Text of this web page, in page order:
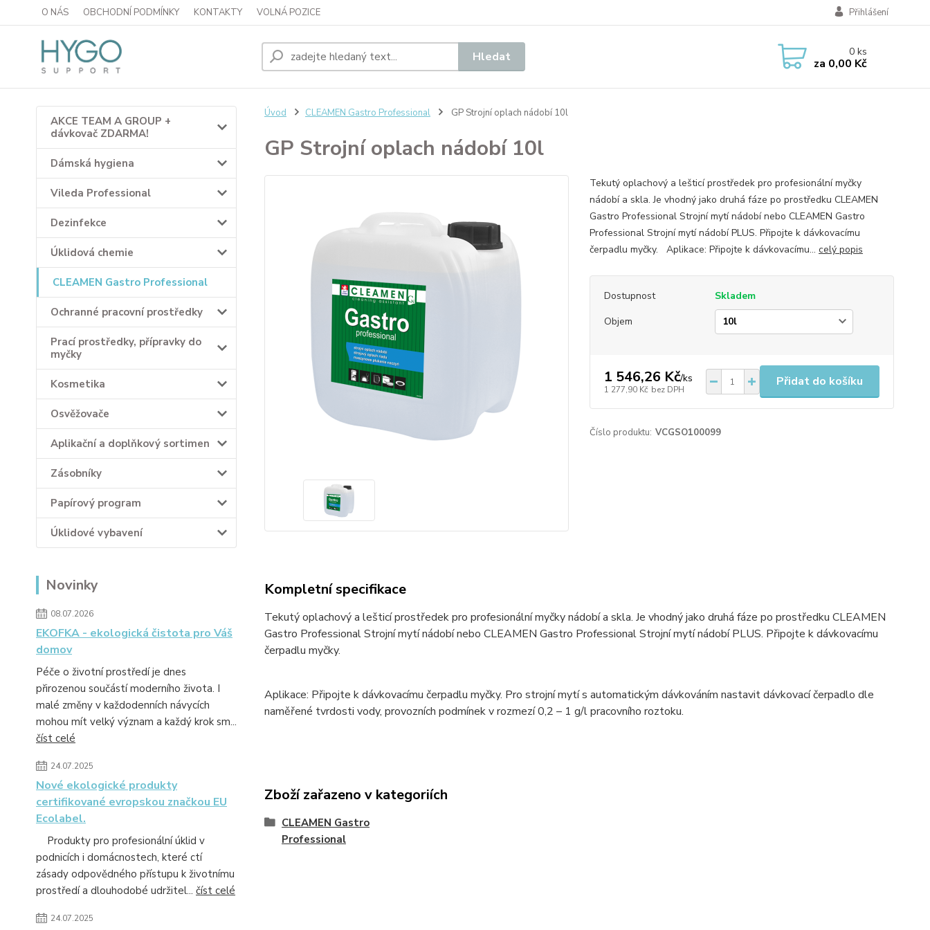
O NÁS OBCHODNÍ PODMÍNKY KONTAKTY VOLNÁ POZICE Přihlášení
Hledat 0ks
za 0,00 Kč
AKCE TEAM A GROUP +
dávkovač ZDARMA!
Dámská hygiena
Vileda Professional
Dezinfekce
Úklidová chemie
CLEAMEN Gastro Professional
Ochranné pracovní prostředky
Prací prostředky, přípravky do
myčky
Kosmetika
Osvěžovače
Aplikační a doplňkový sortimen
Zásobníky
Papírový program
Úklidové vybavení
Novinky
08.07.2026
EKOFKA - ekologická čistota pro Váš
domov
Péče o životní prostředí je dnes
přirozenou součástí moderního života. I
malé změny v každodenních návycích
mohou mít velký význam a každý krok sm...
číst celé
24.07.2025
Nové ekologické produkty
certifikované evropskou značkou EU
Ecolabel.
Produkty pro profesionální úklid v
podnicích i domácnostech, které ctí
zásady odpovědného přístupu k životnímu
prostředí a dlouhodobé udržitel... číst celé
24.07.2025
Úvod CLEAMEN Gastro Professional GP Strojní oplach nádobí 10l
GP Strojní oplach nádobí 10l
​Tekutý oplachový a lešticí prostředek pro profesionální myčky
nádobí a skla. Je vhodný jako druhá fáze po prostředku CLEAMEN
Gastro Professional Strojní mytí nádobí nebo CLEAMEN Gastro
Professional Strojní mytí nádobí PLUS. Připojte k dávkovacímu
čerpadlu myčky. Aplikace: Připojte k dávkovacímu... celý popis
Dostupnost
Skladem
Objem
1 546,26 Kč/ks
1 277,90 Kč bez DPH
Přidat do košíku
Číslo produktu: VCGSO100099
Kompletní specifikace
​Tekutý oplachový a lešticí prostředek pro profesionální myčky nádobí a skla. Je vhodný jako druhá fáze po prostředku CLEAMEN
Gastro Professional Strojní mytí nádobí nebo CLEAMEN Gastro Professional Strojní mytí nádobí PLUS. Připojte k dávkovacímu
čerpadlu myčky.
Aplikace: Připojte k dávkovacímu čerpadlu myčky. Pro strojní mytí s automatickým dávkováním nastavit dávkovací čerpadlo dle
naměřené tvrdosti vody, provozních podmínek v rozmezí 0,2 – 1 g/l pracovního roztoku.
Zboží zařazeno v kategoriích
CLEAMEN Gastro
Professional